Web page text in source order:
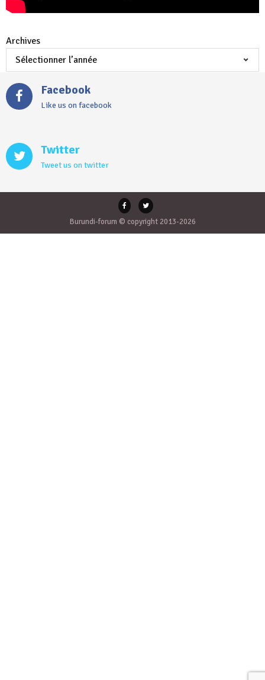
Archives
Facebook
Like us on facebook
Twitter
Tweet us on twitter
Burundi-forum © copyright 2013-2026